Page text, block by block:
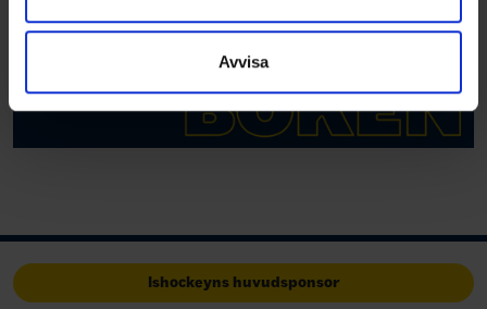
samlat in när du har använt deras tjänster.
Avvisa
Ishockeyns huvudsponsor